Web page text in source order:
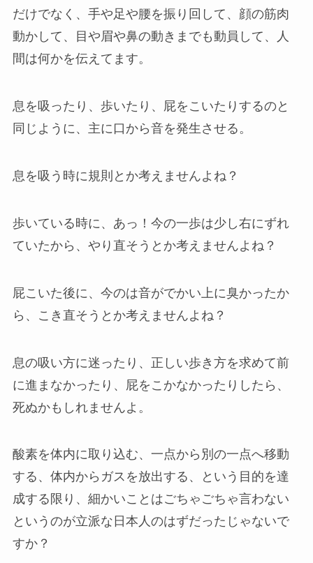
だけでなく、手や足や腰を振り回して、顔の筋肉
動かして、目や眉や鼻の動きまでも動員して、人
間は何かを伝えてます。
息を吸ったり、歩いたり、屁をこいたりするのと
同じように、主に口から音を発生させる。
息を吸う時に規則とか考えませんよね？
歩いている時に、あっ！今の一歩は少し右にずれ
ていたから、やり直そうとか考えませんよね？
屁こいた後に、今のは音がでかい上に臭かったか
ら、こき直そうとか考えませんよね？
息の吸い方に迷ったり、正しい歩き方を求めて前
に進まなかったり、屁をこかなかったりしたら、
死ぬかもしれませんよ。
酸素を体内に取り込む、一点から別の一点へ移動
する、体内からガスを放出する、という目的を達
成する限り、細かいことはごちゃごちゃ言わない
というのが立派な日本人のはずだったじゃないで
すか？